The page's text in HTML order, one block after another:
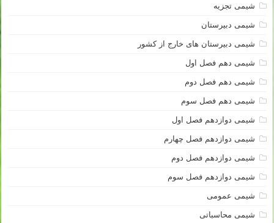
شیمی تجزیه
شیمی دبیرستان
شیمی دبیرستان های خارج از کشور
شیمی دهم فصل اول
شیمی دهم فصل دوم
شیمی دهم فصل سوم
شیمی دوازدهم فصل اول
شیمی دوازدهم فصل چهارم
شیمی دوازدهم فصل دوم
شیمی دوازدهم فصل سوم
شیمی عمومی
شیمی محاسباتی